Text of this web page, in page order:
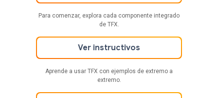
Para comenzar, explora cada componente integrado
de TFX.
Ver instructivos
Aprende a usar TFX con ejemplos de extremo a
extremo.